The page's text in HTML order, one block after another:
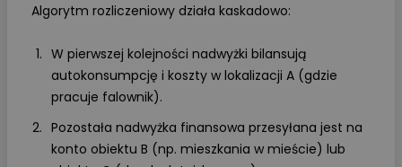
Algorytm rozliczeniowy działa kaskadowo:
W pierwszej kolejności nadwyżki bilansują
autokonsumpcję i koszty w lokalizacji A (gdzie
pracuje falownik).
Pozostała nadwyżka finansowa przesyłana jest na
konto obiektu B (np. mieszkania w mieście) lub